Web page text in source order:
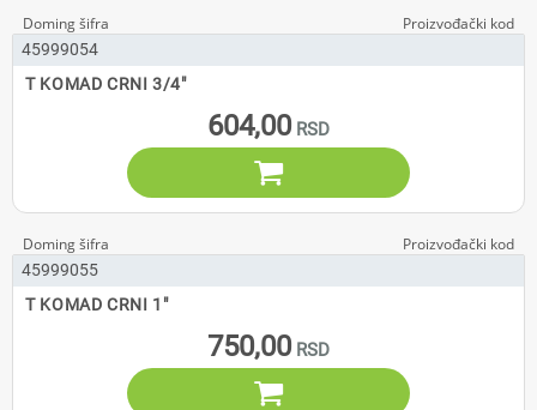
45999054
T KOMAD CRNI 3/4"
604,00

45999055
T KOMAD CRNI 1"
750,00
